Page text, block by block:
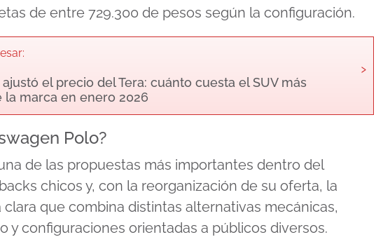
de entre 729.300 de pesos según la configuración.
el precio del Tera: cuánto cuesta el SUV más
la marca en enero 2026
›
Polo?
de las propuestas más importantes dentro del
chicos y, con la reorganización de su oferta, la
que combina distintas alternativas mecánicas,
y configuraciones orientadas a públicos diversos.